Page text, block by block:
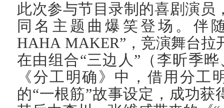
此次参与节目录制的喜剧演员
同名主题曲爆笑登场。伴
HAHA MAKER”，竞演舞台拉
在由组合“三边人”（李昕季
《分工明确》中，借用分工
的“一根筋”故事设定，成功